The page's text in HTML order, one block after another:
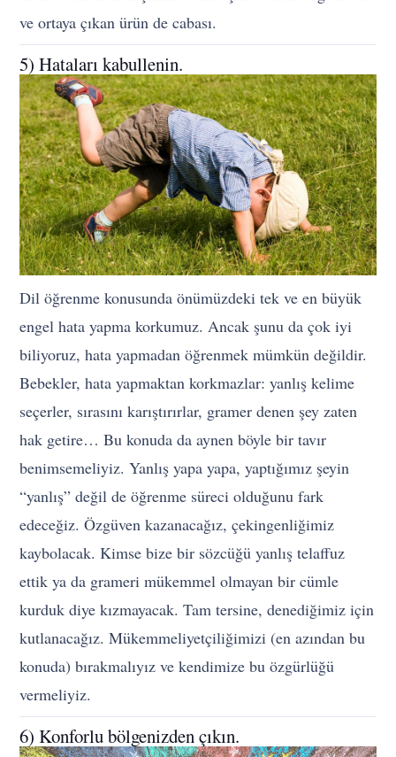
ve ortaya çıkan ürün de cabası.
5) Hataları kabullenin.
Dil öğrenme konusunda önümüzdeki tek ve en büyük
engel hata yapma korkumuz. Ancak şunu da çok iyi
biliyoruz, hata yapmadan öğrenmek mümkün değildir.
Bebekler, hata yapmaktan korkmazlar: yanlış kelime
seçerler, sırasını karıştırırlar, gramer denen şey zaten
hak getire… Bu konuda da aynen böyle bir tavır
benimsemeliyiz. Yanlış yapa yapa, yaptığımız şeyin
“yanlış” değil de öğrenme süreci olduğunu fark
edeceğiz. Özgüven kazanacağız, çekingenliğimiz
kaybolacak. Kimse bize bir sözcüğü yanlış telaffuz
ettik ya da grameri mükemmel olmayan bir cümle
kurduk diye kızmayacak. Tam tersine, denediğimiz için
kutlanacağız. Mükemmeliyetçiliğimizi (en azından bu
konuda) bırakmalıyız ve kendimize bu özgürlüğü
vermeliyiz.
6) Konforlu bölgenizden çıkın.